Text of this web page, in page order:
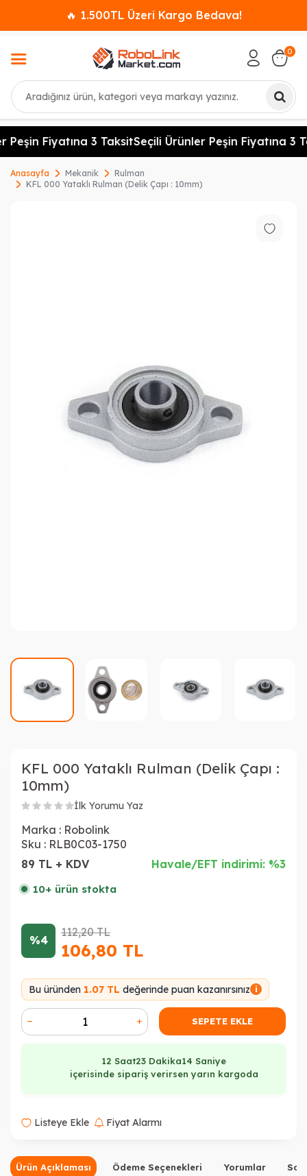
🔥 1.500TL Üzeri Kargo Bedava!
Ara
0
Fiyatına 3 TaksitSeçili Ürünler Peşin Fiyatına 3
Anasayfa Mekanik
Rulman
KFL 000 Yataklı Rulman (Delik Çapı : 10mm)
KFL 000 Yataklı Rulman (Delik Çapı :
10mm)
İlk Yorumu Yaz
Marka : Robolink
Sku : RLB0C03-1750
89 TL + KDV
Havale/EFT indirimi: %3
10+ ürün stokta
%4
112,20TL
106,80 TL
Bu üründen 1.07 TL değerinde puan kazanırsınız i
SEPETE EKLE
12 Saat23 Dakika13 Saniye
içerisinde sipariş verirsen yarın kargoda
Listeye Ekle Fiyat Alarmı
Ürün Açıklaması Ödeme Seçenekleri Yorumlar